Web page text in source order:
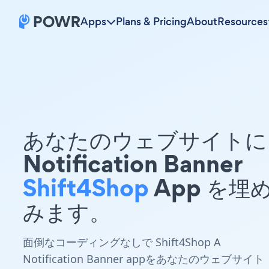
Apps Plans & PricingAboutResources
あなたのウェブサイト
Notification Banner
Shift4ShopApp を埋
みます。
面倒なコーディングなしで Shift4Shop A
Notification Banner appをあなたのウェブサイト